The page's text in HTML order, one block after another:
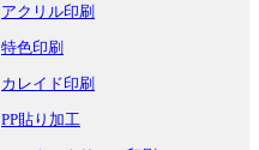
アクリル印刷
特色印刷
カレイド印刷
PP貼り加工